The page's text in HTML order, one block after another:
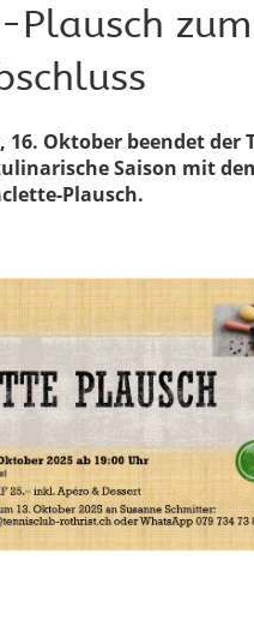
Plausch zum
Oktober beendet der
Saison mit
Plausch.